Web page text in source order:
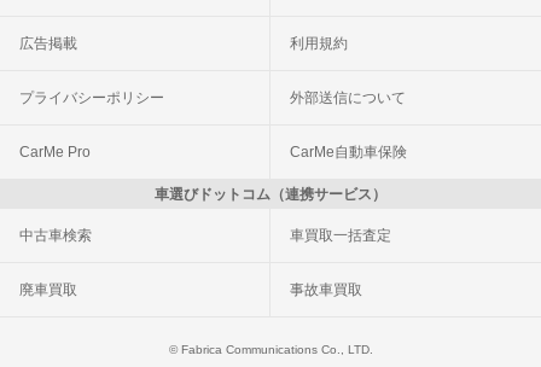
広告掲載 利用規約
プライバシーポリシー 外部送信について
CarMe Pro CarMe自動車保険
車選びドットコム（連携サービス）
中古車検索 車買取一括査定
廃車買取 事故車買取
© Fabrica Communications Co., LTD.